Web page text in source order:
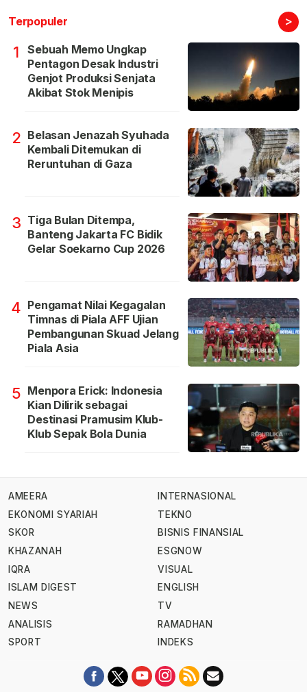
Terpopuler >
1
Sebuah Memo Ungkap
Pentagon Desak Industri
Genjot Produksi Senjata
Akibat Stok Menipis
2 Belasan Jenazah Syuhada
Kembali Ditemukan di
Reruntuhan di Gaza
3 Tiga Bulan Ditempa,
Banteng Jakarta FC Bidik
Gelar Soekarno Cup 2026
4 Pengamat Nilai Kegagalan
Timnas di Piala AFF Ujian
Pembangunan Skuad Jelang
Piala Asia
5 Menpora Erick: Indonesia
Kian Dilirik sebagai
Destinasi Pramusim Klub-
Klub Sepak Bola Dunia
AMEERA
EKONOMI SYARIAH
SKOR
KHAZANAH
IQRA
ISLAM DIGEST
NEWS
ANALISIS
SPORT
INTERNASIONAL
TEKNO
BISNIS FINANSIAL
ESGNOW
VISUAL
ENGLISH
TV
RAMADHAN
INDEKS